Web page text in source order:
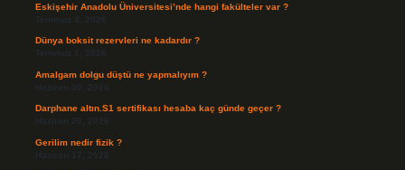
Eskişehir Anadolu Üniversitesi’nde hangi fakülteler var ?
Temmuz 4, 2026
Dünya boksit rezervleri ne kadardır ?
Temmuz 1, 2026
Amalgam dolgu düştü ne yapmalıyım ?
Haziran 30, 2026
Darphane altın.S1 sertifikası hesaba kaç günde geçer ?
Haziran 20, 2026
Gerilim nedir fizik ?
Haziran 17, 2026